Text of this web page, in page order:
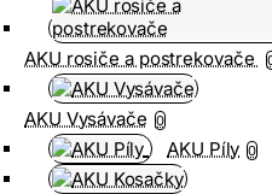
AKU rosiče a postrekovače
AKU Vysávače 0
AKU Píly 0